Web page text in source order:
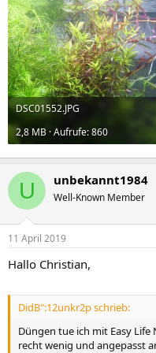
DSC01552.JPG
2,8 MB · Aufrufe: 860
U unbekannt1984
Well-Known Member
11 April 2019
Hallo Christian,
DidB":12unkr2p schrieb:
Düngen tue ich mit Easy Life
recht wenig und angepasst